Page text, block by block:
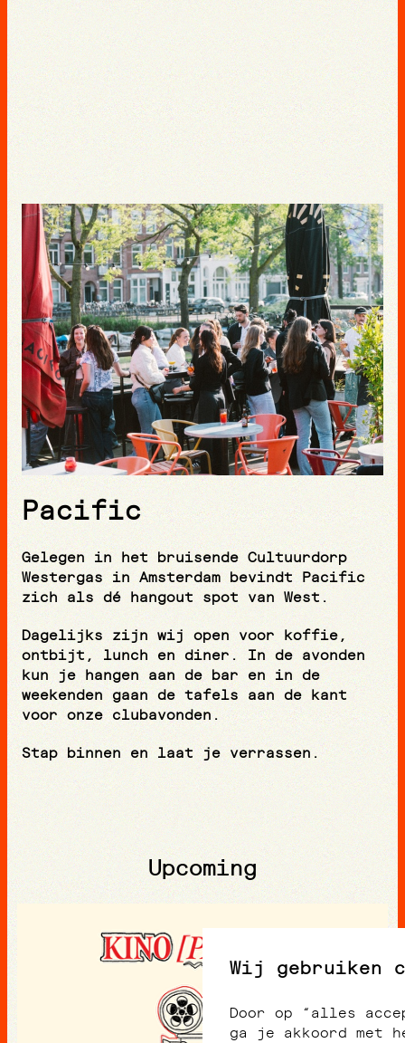
Pacific
Gelegen in het bruisende Cultuurdorp
Westergas in Amsterdam bevindt Pacific
zich als dé hangout spot van West.
Dagelijks zijn wij open voor koffie,
ontbijt, lunch en diner. In de avonden
kun je hangen aan de bar en in de
weekenden gaan de tafels aan de kant
voor onze clubavonden.
Stap binnen en laat je verrassen.
Upcoming
Wij gebruiken
Door op “alles
ga je akkoord met